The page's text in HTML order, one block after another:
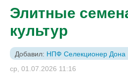
Элитные
культур
Добавил: НПФ Селекционер Дона
ср, 01.07.2026 11:16